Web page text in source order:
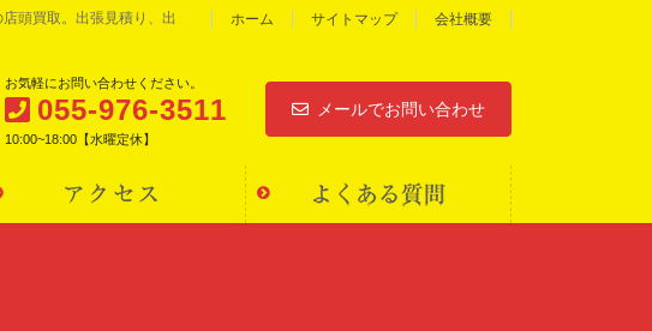
頭買取。出張見積り、出
ホーム サイトマップ 会社概要
お気軽にお問い合わせください。
055-976-3511
10:00~18:00【水曜定休】
メールでお問い合わせ